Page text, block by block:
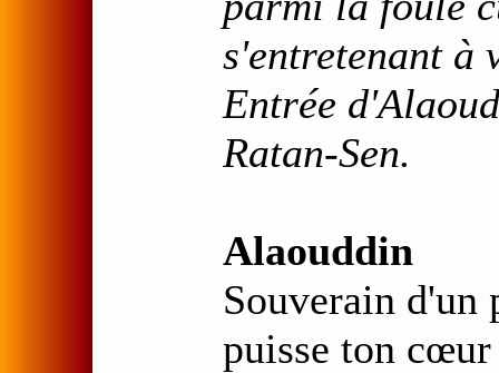
s'entretenant à
Entrée
Ratan-Sen.
Alaouddin
Souverain d'un
puisse ton